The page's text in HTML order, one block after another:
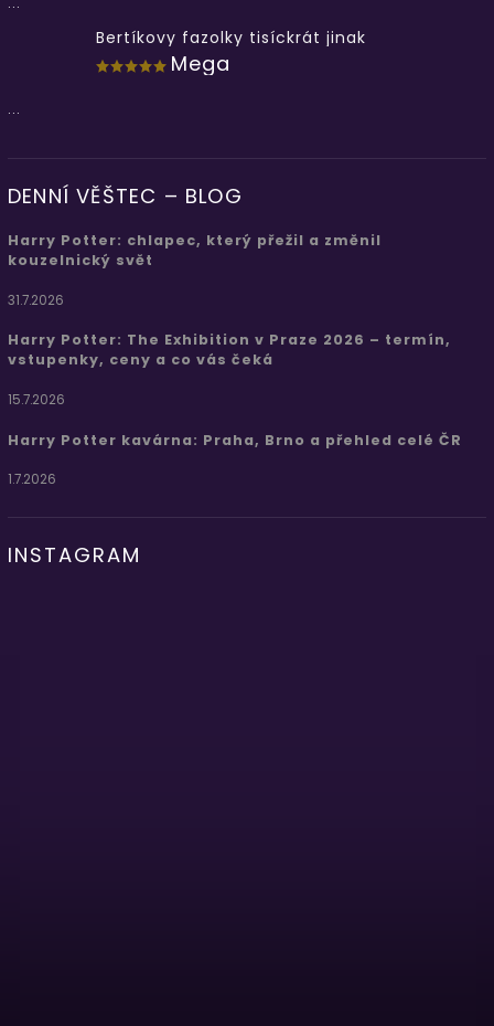
Bertíkovy fazolky tisíckrát jinak
Mega
...
DENNÍ VĚŠTEC – BLOG
Harry Potter: chlapec, který přežil a změnil
kouzelnický svět
31.7.2026
Harry Potter: The Exhibition v Praze 2026 – termín,
vstupenky, ceny a co vás čeká
15.7.2026
Harry Potter kavárna: Praha, Brno a přehled celé ČR
1.7.2026
INSTAGRAM